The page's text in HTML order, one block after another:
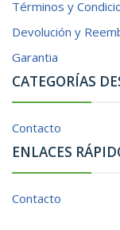
Términos y
Devolución y
Garantia
CATEGORÍAS
Contacto
ENLACES
Contacto